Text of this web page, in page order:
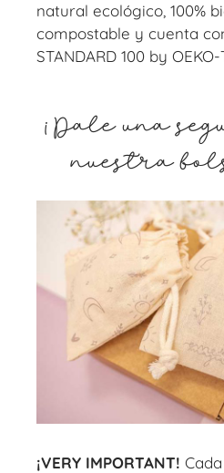
natural ecológico, 100%
compostable y cuenta
STANDARD 100 by OEKO-
¡ Dale una
nuestra
¡VERY IMPORTANT!